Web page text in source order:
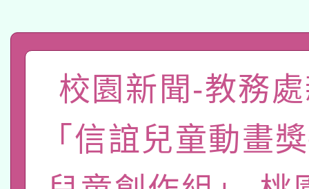
動」
開 智慧啟航」
關事宜
轉知教育部國民及學前
國立臺灣師範大學辦
年度健康促進學校輔導
業成長研習」實施計畫
函轉國家教育研究院
原住民族教育政策研討
族教育國際趨勢與發展
轉知教育部國民及學前
新北市政府教育局辦
函轉國立臺灣師範大學
校園新聞-教務
「信誼兒童動畫